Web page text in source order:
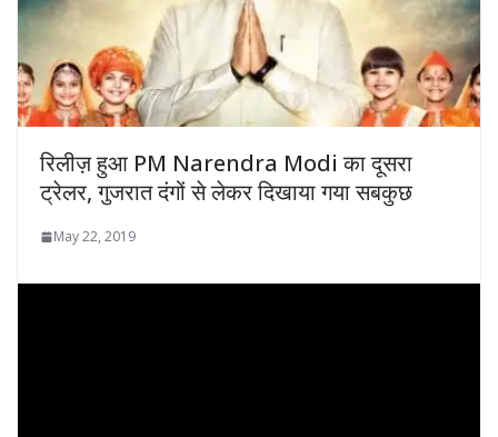
रिलीज़ हुआ PM Narendra Modi का दूसरा
ट्रेलर, गुजरात दंगों से लेकर दिखाया गया सबकुछ
May 22, 2019